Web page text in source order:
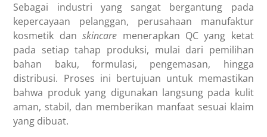
Sebagai industri yang sangat bergantung pada
kepercayaan pelanggan, perusahaan manufaktur
kosmetik danskincare menerapkan QC yang ketat
pada setiap tahap produksi, mulai dari pemilihan
bahan baku, formulasi, pengemasan, hingga
distribusi. Proses ini bertujuan untuk memastikan
bahwa produk yang digunakan langsung pada kulit
aman, stabil, dan memberikan manfaat sesuai klaim
yang dibuat.